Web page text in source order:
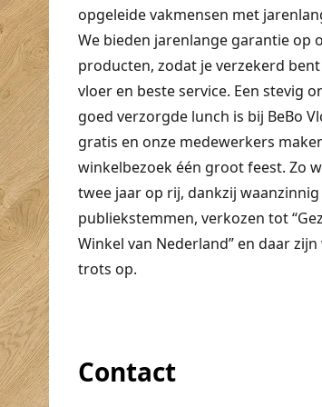
opgeleide vakmensen met
We bieden jarenlange garantie op
producten, zodat je verzekerd
vloer en beste service. Een stevig
goed verzorgde lunch is bij BeBo
gratis en onze medewerkers
winkelbezoek één groot feest. Zo
twee jaar op rij, dankzij waanzinnig
publiekstemmen, verkozen tot
Winkel van Nederland” en daar
trots op.
Contact